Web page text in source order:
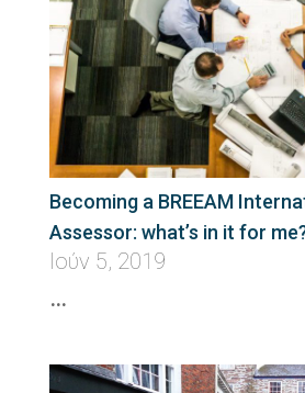
Becoming a BREEAM
Assessor: what’s in it for
Ιούν 5, 2019
…